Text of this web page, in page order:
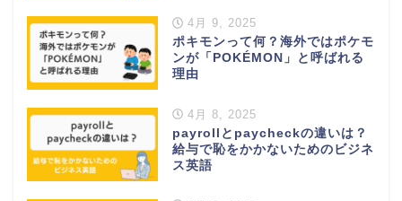
4月 9, 2025
ポキモンって何？海外ではポケモ
ンが「POKÉMON」と呼ばれる
理由
4月 8, 2025
payrollとpaycheckの違いは？
給与で恥をかかないためのビジネ
ス英語